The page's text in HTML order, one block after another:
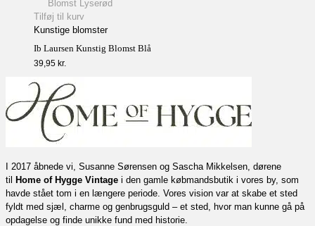
Tilføj til kurv
Kunstige blomster
Ib Laursen Kunstig Blomst Blå
39,95 kr.
I 2017 åbnede vi, Susanne Sørensen og Sascha Mikkelsen, dørene
til
Home of Hygge Vintage i den gamle købmandsbutik i vores by, som
havde stået tom i en længere periode. Vores vision var at skabe et sted
fyldt med sjæl, charme og genbrugsguld – et sted, hvor man kunne gå på
opdagelse og finde unikke fund med historie.